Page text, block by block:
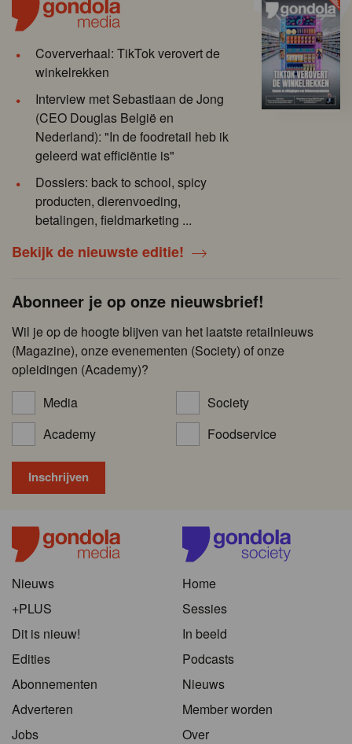
Coververhaal: TikTok verovert de
winkelrekken
Interview met Sebastiaan de Jong
(CEO Douglas België en
Nederland): "In de foodretail heb ik
geleerd wat efficiëntie is"
Dossiers: back to school, spicy
producten, dierenvoeding,
betalingen, fieldmarketing ...
Bekijk de nieuwste editie!
Abonneer je op onze nieuwsbrief!
Wil je op de hoogte blijven van het laatste retailnieuws
(Magazine), onze evenementen (Society) of onze
opleidingen (Academy)?
Media
Society
Academy
Foodservice
Nieuws
+PLUS
Dit is nieuw!
Edities
Abonnementen
Adverteren
Jobs
Home
Sessies
In beeld
Podcasts
Nieuws
Member worden
Over